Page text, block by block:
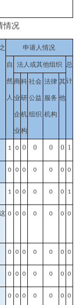
情况
申请人情况
自
然
人
法人或其他组织 总
计
商
业
企
业
科
研
机
构
社会
公益
组织
法律
服务
机构
其
他
1 0 0 0 0 0 1
0 0 0 0 0 0 0
1 0 0 0 0 0 1
0 0 0 0 0 0 0
0 0 0 0 0 0 0
0 0 0 0 0 0 0
0 0 0 0 0 0 0